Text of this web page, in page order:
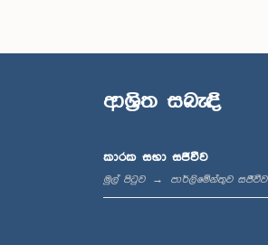
ආශ්‍රිත සබැඳි
කාරක සභා සජීවීව
මුල් පිටුව පාර්ලිමේන්තුව සජීවීව